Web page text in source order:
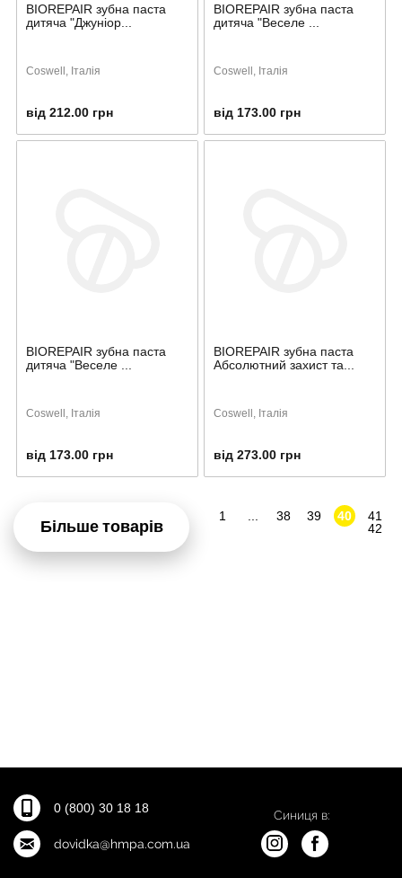
BIOREPAIR зубна паста
дитяча "Джуніор...
Coswell, Італія
від 212.00 грн
BIOREPAIR зубна паста
дитяча "Веселе ...
Coswell, Італія
від 173.00 грн
BIOREPAIR зубна паста
дитяча "Веселе ...
Coswell, Італія
від 173.00 грн
BIOREPAIR зубна паста
Абсолютний захист та...
Coswell, Італія
від 273.00 грн
Більше товарів
1 38 39 40
41
42
0 (800) 30 18 18
dovidka@hmpa.com.ua
Синиця в: